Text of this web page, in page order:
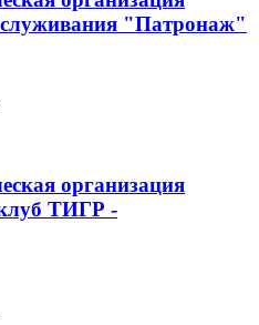
"Патронаж"
организация
ТИГР -